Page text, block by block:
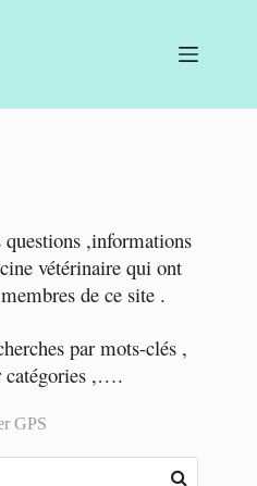
,informations
vétérinaire qui ont
de ce site .
par mots-clés ,
catégories ,….
GPS